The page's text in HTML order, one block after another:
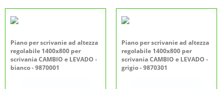
Piano per scrivanie ad altezza
regolabile 1400x800 per
scrivania CAMBIO e LEVADO -
bianco - 9870001
Piano per scrivanie ad altezza
regolabile 1400x800 per
scrivania CAMBIO e LEVADO -
grigio - 9870301